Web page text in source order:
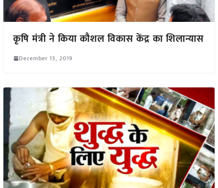
कृषि मंत्री ने किया कौशल विकास केंद्र का शिलान्यास
December 13, 2019